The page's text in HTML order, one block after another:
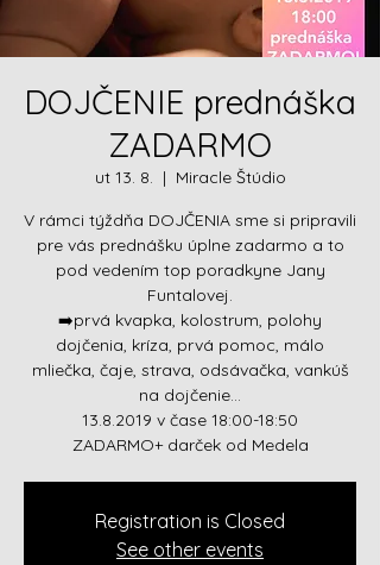
DOJČENIE prednáška
ZADARMO
ut 13. 8.
  |
Miracle Štúdio
V rámci týždňa DOJČENIA sme si pripravili
pre vás prednášku úplne zadarmo a to
pod vedením top poradkyne Jany
Funtalovej.
➡️prvá kvapka, kolostrum, polohy
dojčenia, kríza, prvá pomoc, málo
mliečka, čaje, strava, odsávačka, vankúš
na dojčenie...
13.8.2019 v čase 18:00-18:50
ZADARMO+ darček od Medela
Registration is Closed
See other events